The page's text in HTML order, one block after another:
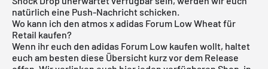
natürlich eine Push-Nachricht schicken.
Wo kann ich den atmos x adidas Forum Low Wheat für
Retail kaufen?
Wenn ihr euch den adidas Forum Low kaufen wollt, haltet
euch am besten diese Übersicht kurz vor dem Release